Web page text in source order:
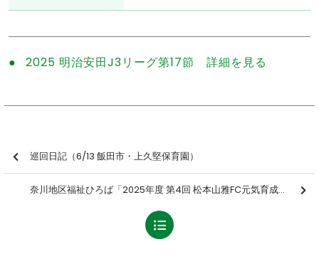
2025 明治安田J3リーグ第17節 詳細を見る
巡回日記（6/13 飯田市・上久堅保育園）
奈川地区福祉ひろば「2025年度 第4回 松本山雅FC元気育成・健康増進プログラム スマイル山雅 健康運動教室」を開催しました【報告】